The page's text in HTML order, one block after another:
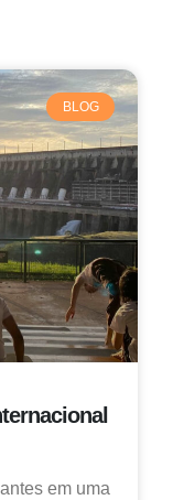
BLOG
em uma